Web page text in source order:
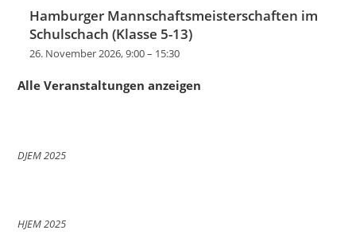
Hamburger Mannschaftsmeisterschaften im
Schulschach (Klasse 5-13)
26. November 2026, 9:00– 15:30
Alle Veranstaltungen anzeigen
DJEM 2025
HJEM 2025